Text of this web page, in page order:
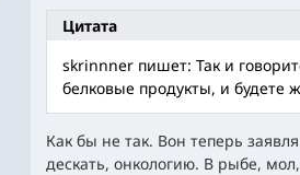
Цитата
skrinnner пишет: Так и
белковые продукты, и будете
Как бы не так. Вон теперь
дескать, онкологию. В рыбе,